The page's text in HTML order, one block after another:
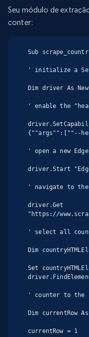
Seu módulo de
conter:
Sub
' initialize a
Dim driver As
' enable the
{""args"":[""--
' open a new
driver.Start
' navigate to the
driver.Get
"https://
' select all
Dim
Set
' counter to the
Dim currentRow
currentRow = 1